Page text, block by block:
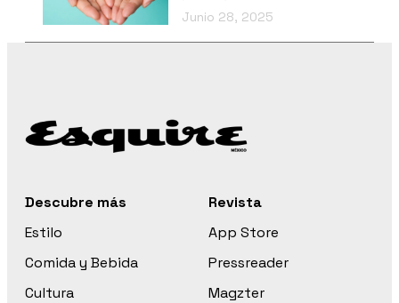
Junio 28, 2025
Descubre más
Estilo
Comida y Bebida
Cultura
Revista
App Store
Pressreader
Magzter